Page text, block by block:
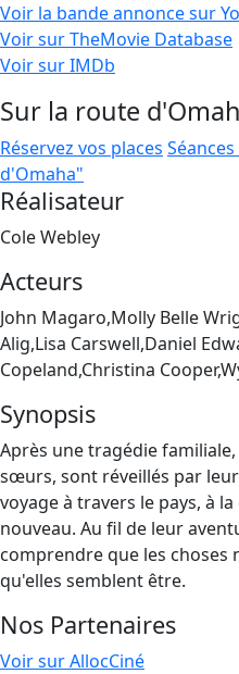
Voir la bande annonce sur
Voir sur TheMovie Database
Voir sur IMDb
Sur la route
Réservez vos places
d'Omaha"
Réalisateur
Cole Webley
Acteurs
John Magaro,Molly Belle
Alig,Lisa Carswell,Daniel
Copeland,Christina
Synopsis
Après une tragédie
sœurs, sont réveillés par
voyage à travers le pays, à
nouveau. Au fil de leur
comprendre que les choses
qu'elles semblent être.
Nos Partenaires
Voir sur AllocCiné